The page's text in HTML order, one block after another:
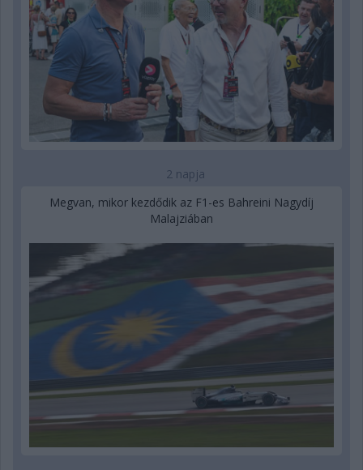
2 napja
Megvan, mikor kezdődik az F1-es Bahreini Nagydíj
Malajziában